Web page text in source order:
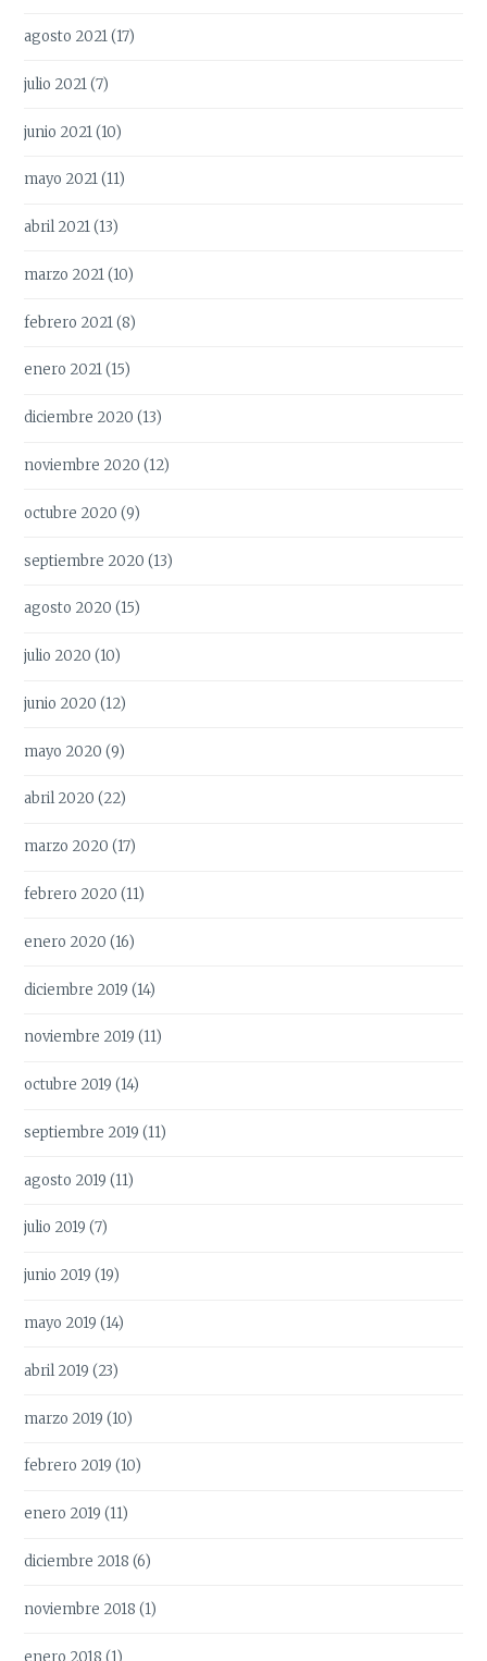
agosto 2021(17)
julio 2021(7)
junio 2021(10)
mayo 2021(11)
abril 2021(13)
marzo 2021(10)
febrero 2021(8)
enero 2021(15)
diciembre 2020 (13)
noviembre 2020 (12)
octubre 2020 (9)
septiembre 2020 (13)
agosto 2020 (15)
julio 2020 (10)
junio 2020 (12)
mayo 2020 (9)
abril 2020 (22)
marzo 2020 (17)
febrero 2020 (11)
enero 2020 (16)
diciembre 2019 (14)
noviembre 2019 (11)
octubre 2019 (14)
septiembre 2019 (11)
agosto 2019 (11)
julio 2019 (7)
junio 2019 (19)
mayo 2019 (14)
abril 2019 (23)
marzo 2019 (10)
febrero 2019 (10)
enero 2019 (11)
diciembre 2018 (6)
noviembre 2018 (1)
enero 2018 (1)